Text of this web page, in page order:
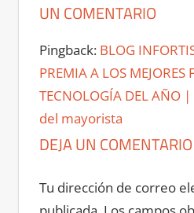
UN COMENTARIO
Pingback: BLOG
PREMIA A LOS MEJORES
TECNOLOGÍA DEL AÑO
del mayorista
DEJA UN COMENTARIO
Tu dirección de correo